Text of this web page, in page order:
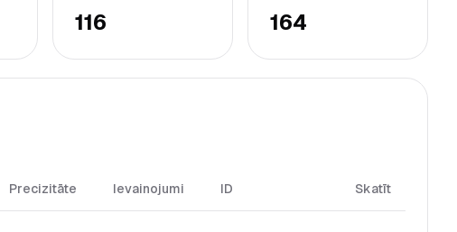
116 164
Precizitāte Ievainojumi ID Skatīt